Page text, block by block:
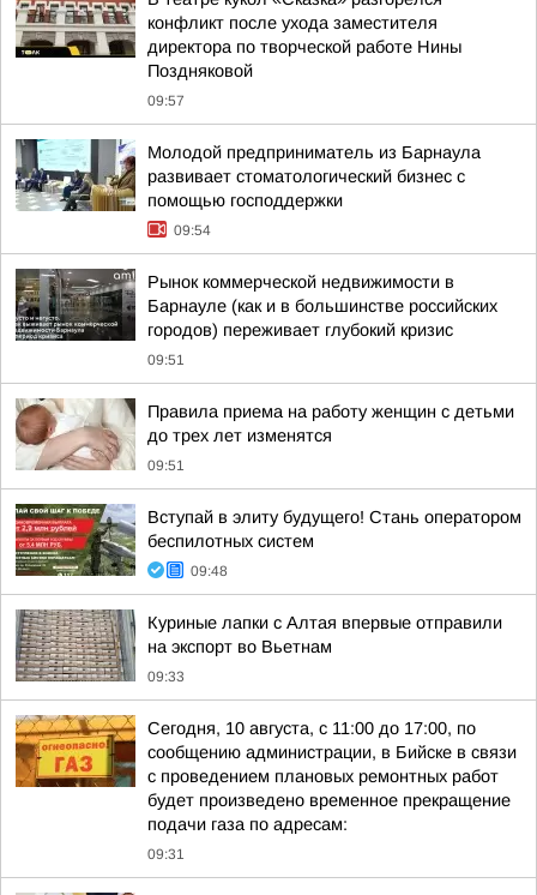
конфликт после ухода заместителя
директора по творческой работе Нины
Поздняковой
09:57
Молодой предприниматель из Барнаула
развивает стоматологический бизнес с
помощью господдержки
09:54
Рынок коммерческой недвижимости в
Барнауле (как и в большинстве российских
городов) переживает глубокий кризис
09:51
Правила приема на работу женщин с детьми
до трех лет изменятся
09:51
Вступай в элиту будущего! Стань оператором
беспилотных систем
09:48
Куриные лапки с Алтая впервые отправили
на экспорт во Вьетнам
09:33
Сегодня, 10 августа, с 11:00 до 17:00, по
сообщению администрации, в Бийске в связи
с проведением плановых ремонтных работ
будет произведено временное прекращение
подачи газа по адресам:
09:31